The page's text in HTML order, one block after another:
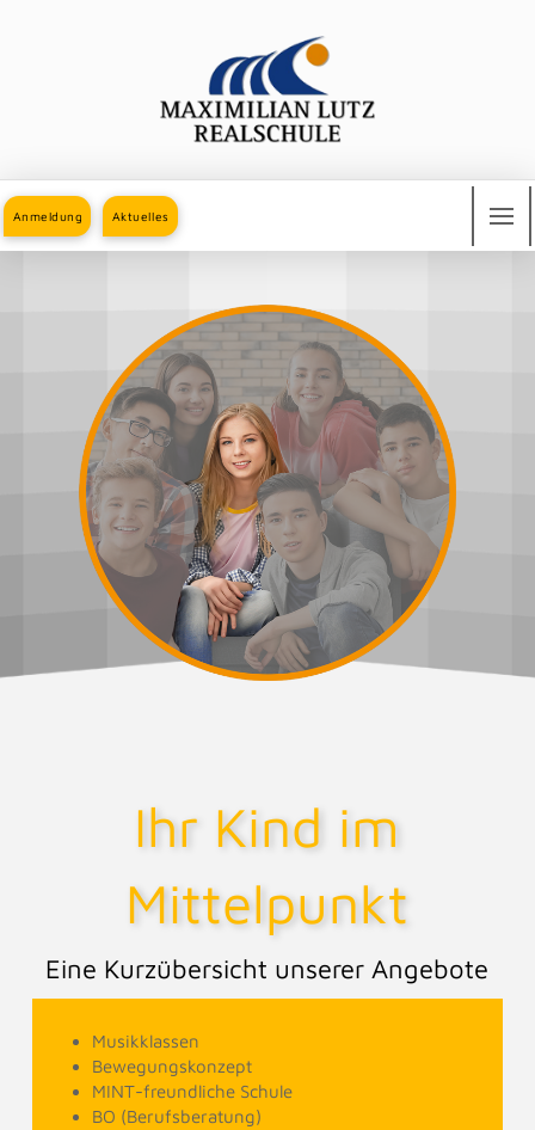
Anmeldung Aktuelles
Ihr Kind im
Mittelpunkt
Eine Kurzübersicht unserer Angebote
Musikklassen
Bewegungskonzept
MINT-freundliche Schule
BO (Berufsberatung)